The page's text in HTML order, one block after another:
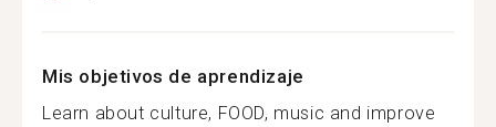
Mis objetivos de aprendizaje
Learn about culture, FOOD, music and improve